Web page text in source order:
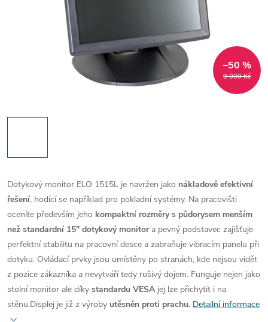
9 000 Kč
–50 %
Dotykový monitor ELO 1515L je navržen jako nákladově efektivní
řešení, hodící se například pro pokladní systémy. Na pracovišti
oceníte především jeho kompaktní rozměry s půdorysem menším
než standardní 15" dotykový monitora pevný podstavec zajišťuje
perfektní stabilitu na pracovní desce a zabraňuje vibracím panelu při
dotyku. Ovládací prvky jsou umístěny po stranách, kde nejsou vidět
z pozice zákazníka a nevytváří tedy rušivý dojem. Funguje nejen jako
stolní monitor ale díky standardu VESAjej lze přichytit i na
stěnu.Displej je již z výroby utěsněn proti prachu. Detailní informace